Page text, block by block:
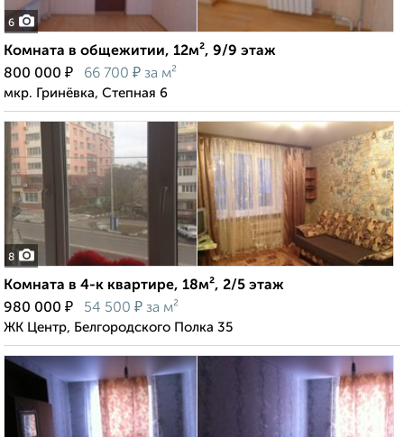
6
Комната в общежитии, 12м², 9/9 этаж
800 000 ₽ 66 700 ₽ за м²
мкр. Гринёвка, Степная 6
8
Комната в 4-к квартире, 18м², 2/5 этаж
980 000 ₽ 54 500 ₽ за м²
ЖК Центр, Белгородского Полка 35